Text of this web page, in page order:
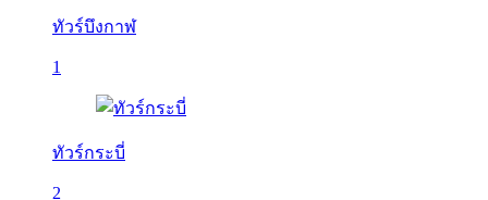
ทัวร์บึงกาฬ
1
ทัวร์กระบี่
2